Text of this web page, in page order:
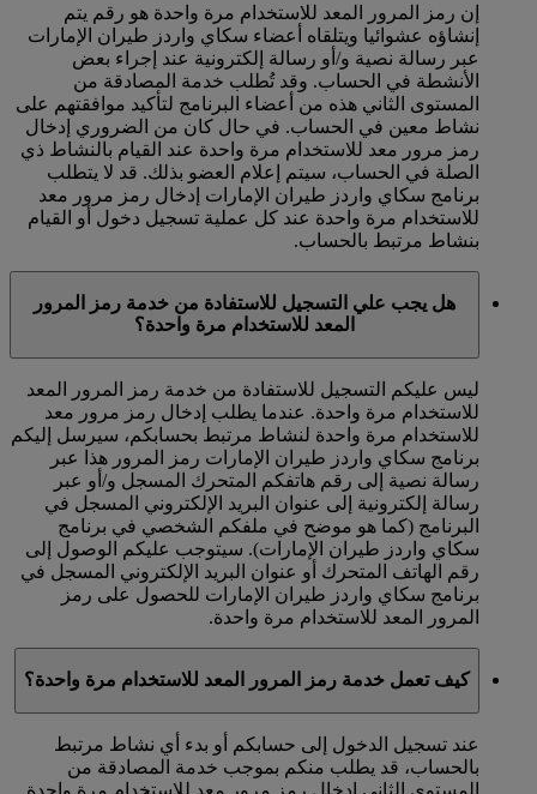
إن رمز المرور المعد للاستخدام مرة واحدة هو رقم يتم
إنشاؤه عشوائيا ويتلقاه أعضاء سكاي واردز طيران الإمارات
عبر رسالة نصية و/أو رسالة إلكترونية عند إجراء بعض
الأنشطة في الحساب. وقد تُطلب خدمة المصادقة من
المستوى الثاني هذه من أعضاء البرنامج لتأكيد موافقتهم على
نشاط معين في الحساب. في حال كان من الضروري إدخال
رمز مرور معد للاستخدام مرة واحدة عند القيام بالنشاط ذي
الصلة في الحساب، سيتم إعلام العضو بذلك. قد لا يتطلب
برنامج سكاي واردز طيران الإمارات إدخال رمز مرور معد
للاستخدام مرة واحدة عند كل عملية تسجيل دخول أو القيام
بنشاط مرتبط بالحساب.
هل يجب علي التسجيل للاستفادة من خدمة رمز المرور
المعد للاستخدام مرة واحدة؟
ليس عليكم التسجيل للاستفادة من خدمة رمز المرور المعد
للاستخدام مرة واحدة. عندما يطلب إدخال رمز مرور معد
للاستخدام مرة واحدة لنشاط مرتبط بحسابكم، سيرسل إليكم
برنامج سكاي واردز طيران الإمارات رمز المرور هذا عبر
رسالة نصية إلى رقم هاتفكم المتحرك المسجل و/أو عبر
رسالة إلكترونية إلى عنوان البريد الإلكتروني المسجل في
البرنامج (كما هو موضح في ملفكم الشخصي في برنامج
سكاي واردز طيران الإمارات). سيتوجب عليكم الوصول إلى
رقم الهاتف المتحرك أو عنوان البريد الإلكتروني المسجل في
برنامج سكاي واردز طيران الإمارات للحصول على رمز
المرور المعد للاستخدام مرة واحدة.
كيف تعمل خدمة رمز المرور المعد للاستخدام مرة واحدة؟
عند تسجيل الدخول إلى حسابكم أو بدء أي نشاط مرتبط
بالحساب، قد يطلب منكم بموجب خدمة المصادقة من
المستوى الثاني إدخال رمز مرور معد للاستخدام مرة واحدة